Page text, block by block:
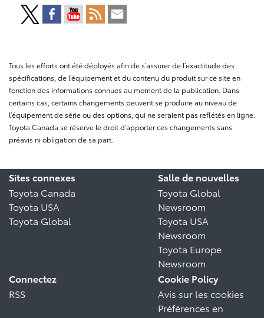
Tous les efforts ont été déployés afin de s’assurer de l’exactitude des
spécifications, de l’équipement et du contenu du produit sur ce site en
fonction des informations connues au moment de la publication. Dans
certains cas, certains changements peuvent se produire au niveau de
l’équipement de série ou des options, qui ne seraient pas reflétés en ligne.
Toyota Canada se réserve le droit d’apporter ces changements sans
préavis ni obligation de sa part.
Sites connexes
Toyota Canada
Toyota USA
Toyota Global
Salle de nouvelles
Toyota Global
Newsroom
Toyota USA
Newsroom
Toyota Europe
Newsroom
Connectez
RSS
Cookie Policy
Avis sur les cookies
Préférences en